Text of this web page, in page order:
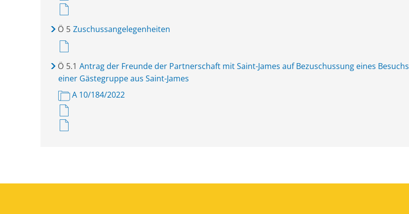
Ö 5 Zuschussangelegenheiten
Ö 5.1 Antrag der Freunde der Partnerschaft mit Saint-James auf Bezuschussung eines Besuchs
einer Gästegruppe aus Saint-James
A 10/184/2022